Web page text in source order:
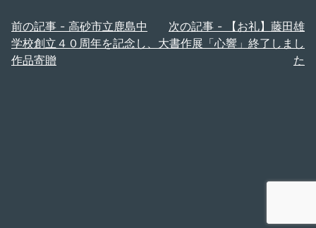
投
稿
前の記事 - 高砂市立鹿島中
学校創立４０周年を記念し、
作品寄贈
次の記事 -
【お礼】藤田雄
大書作展「心響」終了しまし
た